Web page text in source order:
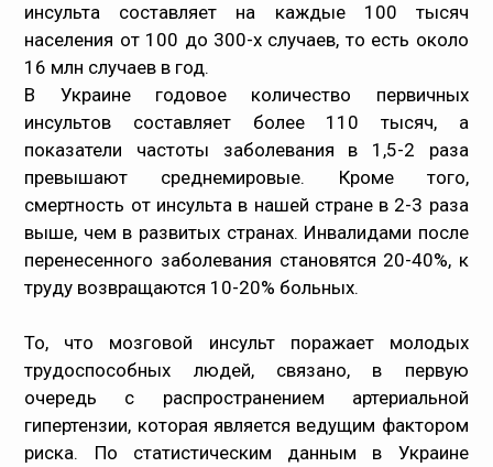
инсульта составляет на каждые 100 тысяч
населения от 100 до 300-х случаев, то есть около
16 млн случаев в год.
В Украине годовое количество первичных
инсультов составляет более 110 тысяч, а
показатели частоты заболевания в 1,5-2 раза
превышают среднемировые. Кроме того,
смертность от инсульта в нашей стране в 2-3 раза
выше, чем в развитых странах. Инвалидами после
перенесенного заболевания становятся 20-40%, к
труду возвращаются 10-20% больных.
То, что мозговой инсульт поражает молодых
трудоспособных людей, связано, в первую
очередь с распространением артериальной
гипертензии, которая является ведущим фактором
риска. По статистическим данным в Украине